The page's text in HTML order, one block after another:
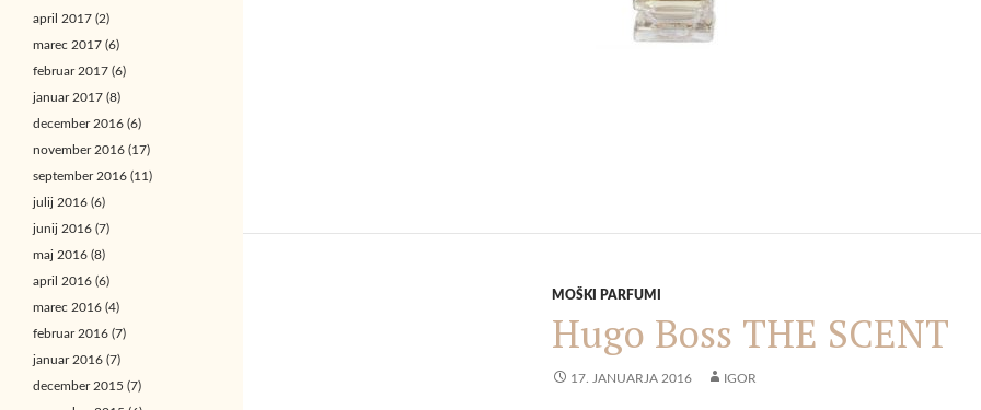
MOŠKI PARFUMI
Hugo Boss THE SCENT
17. JANUARJA 2016 IGOR
april 2017 (2)
marec 2017 (6)
februar 2017 (6)
januar 2017 (8)
december 2016 (6)
november 2016 (17)
september 2016 (11)
julij 2016 (6)
junij 2016 (7)
maj 2016 (8)
april 2016 (6)
marec 2016 (4)
februar 2016 (7)
januar 2016 (7)
december 2015 (7)